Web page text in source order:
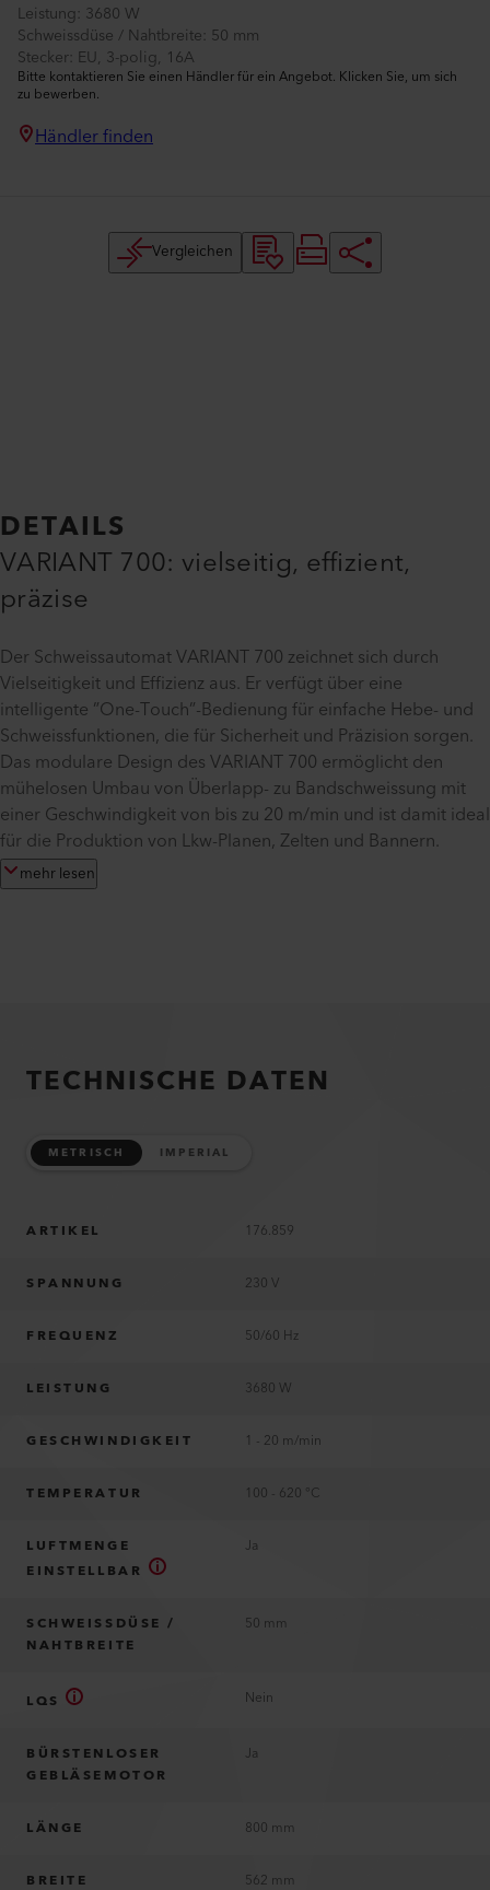
Leistung 3680 W
Schweissdüse / Nahtbreite 50 mm
Stecker EU, 3-polig, 16A
Bitte kontaktieren Sie einen Händler für ein Angebot. Klicken Sie, um sich
zu bewerben.
Händler finden
Vergleichen
DETAILS
VARIANT 700: vielseitig, effizient,
präzise
Der Schweissautomat VARIANT 700 zeichnet sich durch
Vielseitigkeit und Effizienz aus. Er verfügt über eine
intelligente ”One-Touch”-Bedienung für einfache Hebe- und
Schweissfunktionen, die für Sicherheit und Präzision sorgen.
Das modulare Design des VARIANT 700 ermöglicht den
mühelosen Umbau von Überlapp- zu Bandschweissung mit
einer Geschwindigkeit von bis zu 20 m/min und ist damit ideal
für die Produktion von Lkw-Planen, Zelten und Bannern.
mehr lesen
TECHNISCHE DATEN
METRISCH IMPERIAL
ARTIKEL 176.859
SPANNUNG 230 V
FREQUENZ 50/60 Hz
LEISTUNG 3680 W
GESCHWINDIGKEIT 1 - 20 m/min
TEMPERATUR 100 - 620 °C
LUFTMENGE
EINSTELLBAR
Ja
SCHWEISSDÜSE /
NAHTBREITE
50 mm
LQS Nein
BÜRSTENLOSER
GEBLÄSEMOTOR
Ja
LÄNGE 800 mm
BREITE 562 mm